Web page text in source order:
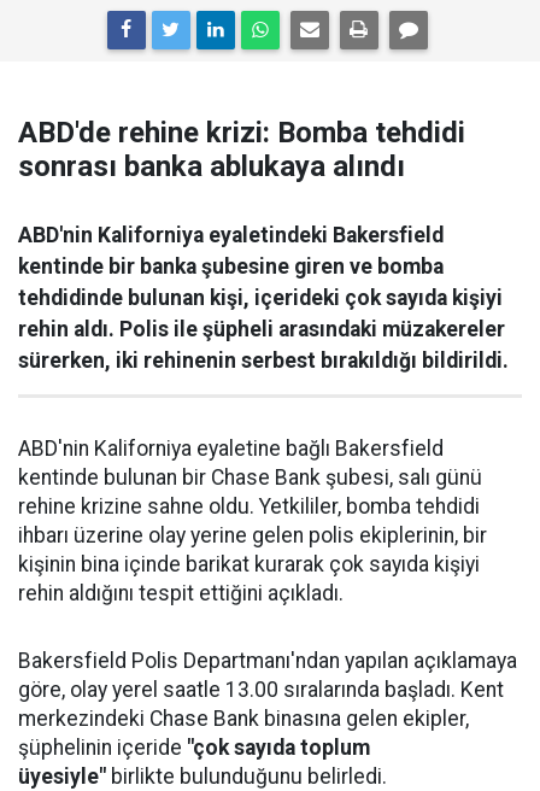
ABD'de rehine krizi: Bomba tehdidi
sonrası banka ablukaya alındı
ABD'nin Kaliforniya eyaletindeki Bakersfield
kentinde bir banka şubesine giren ve bomba
tehdidinde bulunan kişi, içerideki çok sayıda kişiyi
rehin aldı. Polis ile şüpheli arasındaki müzakereler
sürerken, iki rehinenin serbest bırakıldığı bildirildi.
ABD'nin Kaliforniya eyaletine bağlı Bakersfield
kentinde bulunan bir Chase Bank şubesi, salı günü
rehine krizine sahne oldu. Yetkililer, bomba tehdidi
ihbarı üzerine olay yerine gelen polis ekiplerinin, bir
kişinin bina içinde barikat kurarak çok sayıda kişiyi
rehin aldığını tespit ettiğini açıkladı.
Bakersfield Polis Departmanı'ndan yapılan açıklamaya
göre, olay yerel saatle 13.00 sıralarında başladı. Kent
merkezindeki Chase Bank binasına gelen ekipler,
şüphelinin içeride "çok sayıda toplum
üyesiyle" birlikte bulunduğunu belirledi.